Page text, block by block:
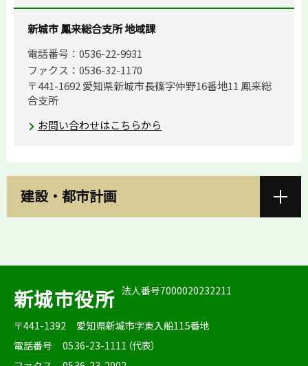
新城市 鳳来総合支所 地域課
電話番号：0536-22-9931
ファクス：0536-32-1170
〒441-1692 愛知県新城市長篠字仲野16番地11 鳳来総
合支所
お問い合わせはこちらから
建設・都市計画
新城市役所 法人番号7000020232211
〒441-1392
愛知県新城市字東入船115番地
電話番号
0536-23-1111（代表）